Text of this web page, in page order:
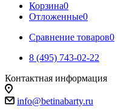
Корзина0
Отложенные0
Сравнение товаров0
8 (495) 743-02-22
Контактная информация
info@betinabarty.ru